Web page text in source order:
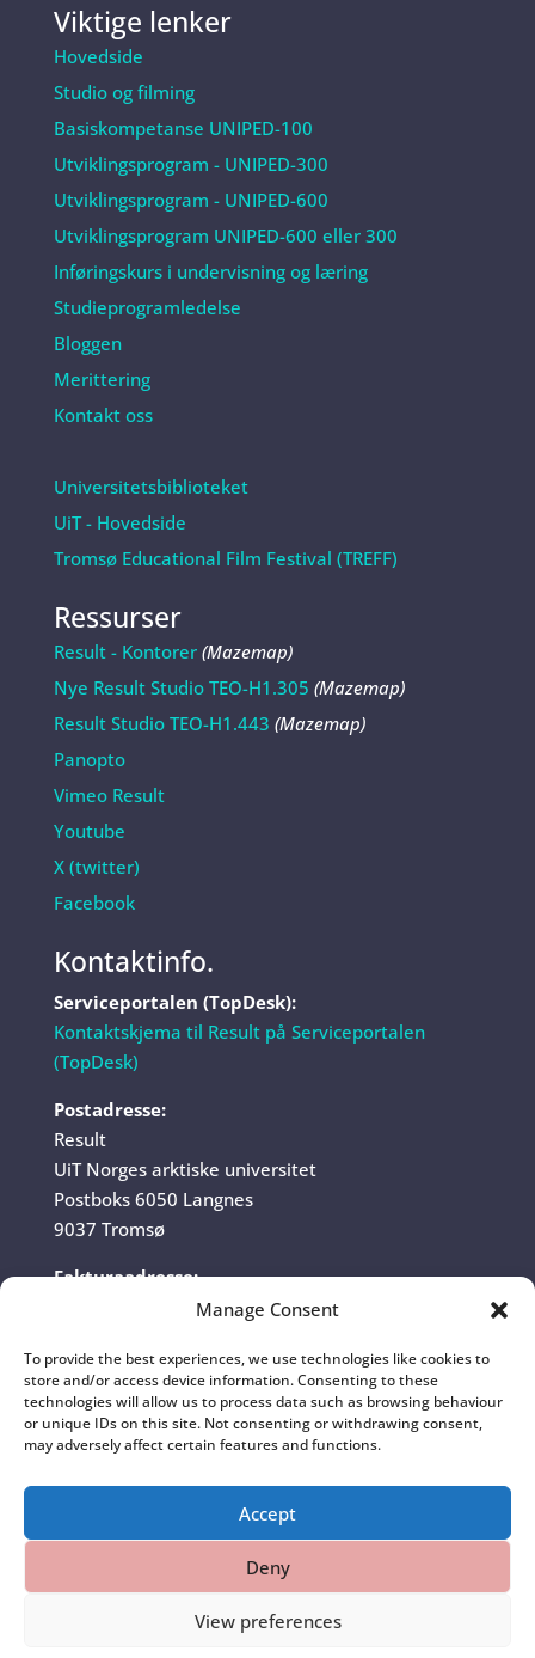
Manage Consent
To provide the best experiences, we use technologies like cookies to
store and/or access device information. Consenting to these
technologies will allow us to process data such as browsing behaviour
or unique IDs on this site. Not consenting or withdrawing consent,
may adversely affect certain features and functions.
Accept
Deny
View preferences
Viktige lenker
Hovedside
Studio og filming
Basiskompetanse UNIPED-100
Utviklingsprogram - UNIPED-300
Utviklingsprogram - UNIPED-600
Utviklingsprogram UNIPED-600 eller 300
Inføringskurs i undervisning og læring
Studieprogramledelse
Bloggen
Merittering
Kontakt oss
Universitetsbiblioteket
UiT - Hovedside
Tromsø Educational Film Festival (TREFF)
Ressurser
Result - Kontorer(Mazemap)
Nye Result Studio TEO-H1.305 (Mazemap)
Result Studio TEO-H1.443 (Mazemap)
Panopto
Vimeo Result
Youtube
X (twitter)
Facebook
Kontaktinfo.
Serviceportalen (TopDesk):
Kontaktskjema til Result på Serviceportalen
(TopDesk)
Postadresse:
Result
UiT Norges arktiske universitet
Postboks 6050 Langnes
9037 Tromsø
Fakturaadresse:
UiT Norges arktiske universitet
Postboks 6050 Langnes
9037 Tromsø
Organisasjonsnummer: